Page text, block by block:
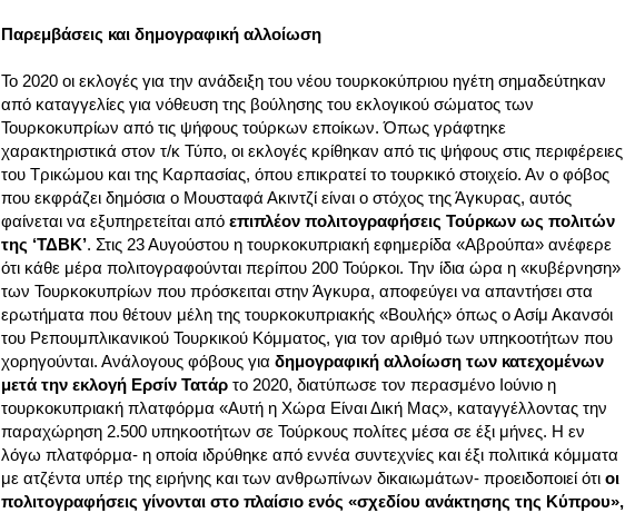
Παρεμβάσεις και δημογραφική αλλοίωση
Το 2020 οι εκλογές για την ανάδειξη του νέου τουρκοκύπριου ηγέτη σημαδεύτηκαν
από καταγγελίες για νόθευση της βούλησης του εκλογικού σώματος των
Τουρκοκυπρίων από τις ψήφους τούρκων εποίκων. Όπως γράφτηκε
χαρακτηριστικά στον τ/κ Τύπο, οι εκλογές κρίθηκαν από τις ψήφους στις περιφέρειες
του Τρικώμου και της Καρπασίας, όπου επικρατεί το τουρκικό στοιχείο. Αν ο φόβος
που εκφράζει δημόσια ο Μουσταφά Ακιντζί είναι ο στόχος της Άγκυρας, αυτός
φαίνεται να εξυπηρετείται από επιπλέον πολιτογραφήσεις Τούρκων ως πολιτών
της ‘ΤΔΒΚ’. Στις 23 Αυγούστου η τουρκοκυπριακή εφημερίδα «Αβρούπα» ανέφερε
ότι κάθε μέρα πολιτογραφούνται περίπου 200 Τούρκοι. Την ίδια ώρα η «κυβέρνηση»
των Τουρκοκυπρίων που πρόσκειται στην Άγκυρα, αποφεύγει να απαντήσει στα
ερωτήματα που θέτουν μέλη της τουρκοκυπριακής «Βουλής» όπως ο Ασίμ Ακανσόι
του Ρεπουμπλικανικού Τουρκικού Κόμματος, για τον αριθμό των υπηκοοτήτων που
χορηγούνται. Ανάλογους φόβους για δημογραφική αλλοίωση των κατεχομένων
μετά την εκλογή Ερσίν Τατάρ το 2020, διατύπωσε τον περασμένο Ιούνιο η
τουρκοκυπριακή πλατφόρμα «Αυτή η Χώρα Είναι Δική Μας», καταγγέλλοντας την
παραχώρηση 2.500 υπηκοοτήτων σε Τούρκους πολίτες μέσα σε έξι μήνες. Η εν
λόγω πλατφόρμα- η οποία ιδρύθηκε από εννέα συντεχνίες και έξι πολιτικά κόμματα
με ατζέντα υπέρ της ειρήνης και των ανθρωπίνων δικαιωμάτων- προειδοποιεί ότι οι
πολιτογραφήσεις γίνονται στο πλαίσιο ενός «σχεδίου ανάκτησης της Κύπρου»,